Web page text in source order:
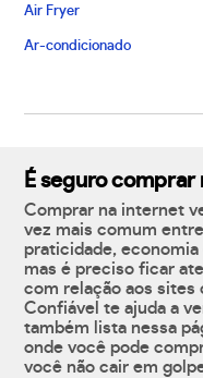
Air Fryer
Ar-condicionado
É seguro
Comprar na internet
vez mais comum
praticidade, economia
mas é preciso ficar
com relação aos sites
Confiável te ajuda a
também lista nessa
onde você pode
você não cair em